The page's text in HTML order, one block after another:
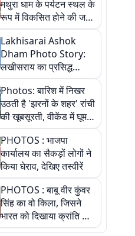
मथुरा धाम के पर्यटन स्थल के
रूप में विकसित होने की जगी
आस, 9 तस्वीरों में देखें पूरी
कहानी
Lakhisarai Ashok
Dham Photo Story:
लखीसराय का प्रसिद्ध
अशोक धाम—आस्था,
श्रृंगार, अनुष्ठान और
अलौकिक संध्या आरती के
विहंगम दृश्य
Photos: बारिश में निखर
उठती है 'झरनों के शहर' रांची
की खूबसूरती, वीकेंड में घूम
आएं ये 5 वादियां
PHOTOS : भाजपा
कार्यालय का सैकड़ों लोगों ने
किया घेराव, देखिए तस्वीरें
PHOTOS : बाबू वीर कुंवर
सिंह का वो किला, जिसने
भारत को दिखाया क्रांति का
रास्ता: तस्वीरों में देखिए